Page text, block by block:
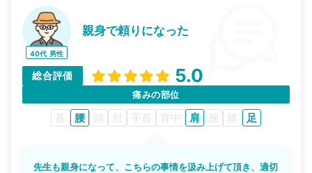
40代 男性
親身で頼りになった
総合評価 5.0
痛みの部位
首 腰 頭 肘 手首 背中 肩 腕 膝 足
先生も親身になって、こちらの事情を汲み上げて頂き、適切